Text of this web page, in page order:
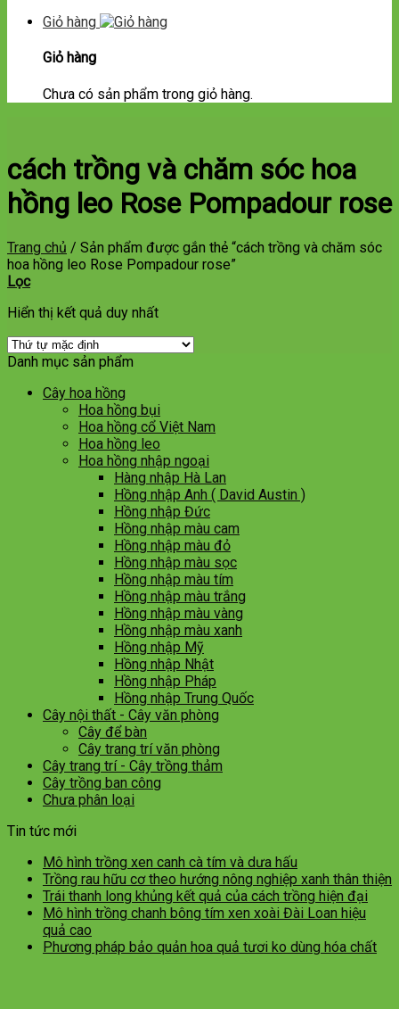
Giỏ hàng
Giỏ hàng
Chưa có sản phẩm trong giỏ hàng.
cách trồng và chăm sóc hoa
hồng leo Rose Pompadour rose
Trang chủ / Sản phẩm được gắn thẻ “cách trồng và chăm sóc
hoa hồng leo Rose Pompadour rose”
Lọc
Hiển thị kết quả duy nhất
Danh mục sản phẩm
Cây hoa hồng
Hoa hồng bụi
Hoa hồng cổ Việt Nam
Hoa hồng leo
Hoa hồng nhập ngoại
Hàng nhập Hà Lan
Hồng nhập Anh ( David Austin )
Hồng nhập Đức
Hồng nhập màu cam
Hồng nhập màu đỏ
Hồng nhập màu sọc
Hồng nhập màu tím
Hồng nhập màu trắng
Hồng nhập màu vàng
Hồng nhập màu xanh
Hồng nhập Mỹ
Hồng nhập Nhật
Hồng nhập Pháp
Hồng nhập Trung Quốc
Cây nội thất - Cây văn phòng
Cây để bàn
Cây trang trí văn phòng
Cây trang trí - Cây trồng thảm
Cây trồng ban công
Chưa phân loại
Tin tức mới
Mô hình trồng xen canh cà tím và dưa hấu
Trồng rau hữu cơ theo hướng nông nghiệp xanh thân thiện
Trái thanh long khủng kết quả của cách trồng hiện đại
Mô hình trồng chanh bông tím xen xoài Đài Loan hiệu
quả cao
Phương pháp bảo quản hoa quả tươi ko dùng hóa chất